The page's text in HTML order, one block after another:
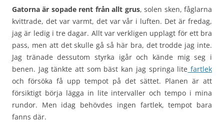
Gatorna är sopade rent från allt grus, solen sken, fåglarna
kvittrade, det var varmt, det var vår i luften. Det är fredag,
jag är ledig i tre dagar. Allt var verkligen upplagt för ett bra
pass, men att det skulle gå så här bra, det trodde jag inte.
Jag tränade dessutom styrka igår och kände mig seg i
benen. Jag tänkte att som bäst kan jag springa lite fartlek
och försöka få upp tempot på det sättet. Planen är att
försiktigt börja lägga in lite intervaller och tempo i mina
rundor. Men idag behövdes ingen fartlek, tempot bara
fanns där.